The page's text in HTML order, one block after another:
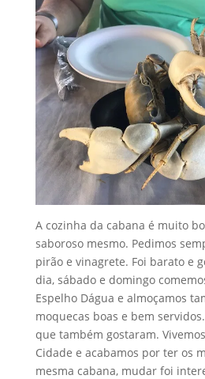
A cozinha da cabana é muito
saboroso mesmo. Pedimos
pirão e vinagrete. Foi barato e
dia, sábado e domingo
Espelho Dágua e almoçamos
moquecas boas e bem
que também gostaram.
Cidade e acabamos por ter os
mesma cabana, mudar foi